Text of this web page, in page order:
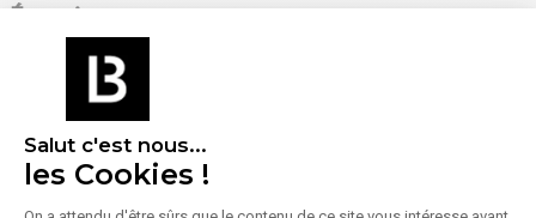
Salut c'est nous...
les Cookies !
Énergie
Diagnostic de performance énergétique (DPE)
Consommation (énergie primaire) :
Indice d'émission de gaz à effet de serre (GES)
En savoir plus sur le bien